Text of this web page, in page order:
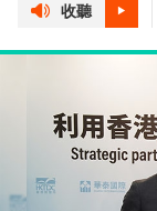
收聽